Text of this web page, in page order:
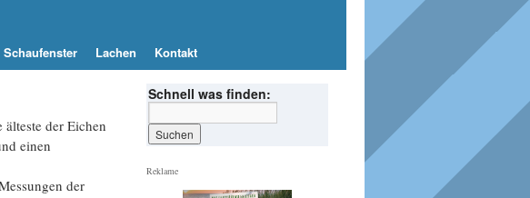
Schaufenster Lachen Kontakt
der Eichen
einen
der
Schnell was finden:
Reklame